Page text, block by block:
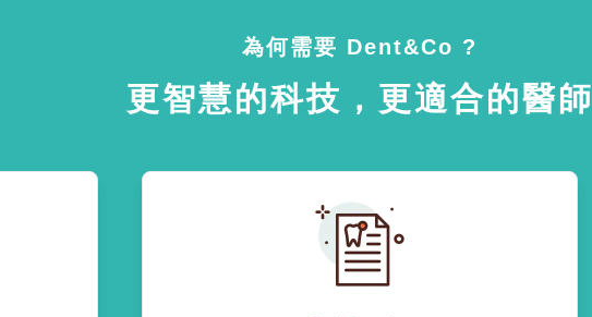
為何需要 Dent&Co ?
更智慧的科技，更適合的醫師